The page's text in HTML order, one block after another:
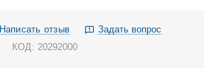
Написать отзыв
Задать вопрос
КОД: 20292000